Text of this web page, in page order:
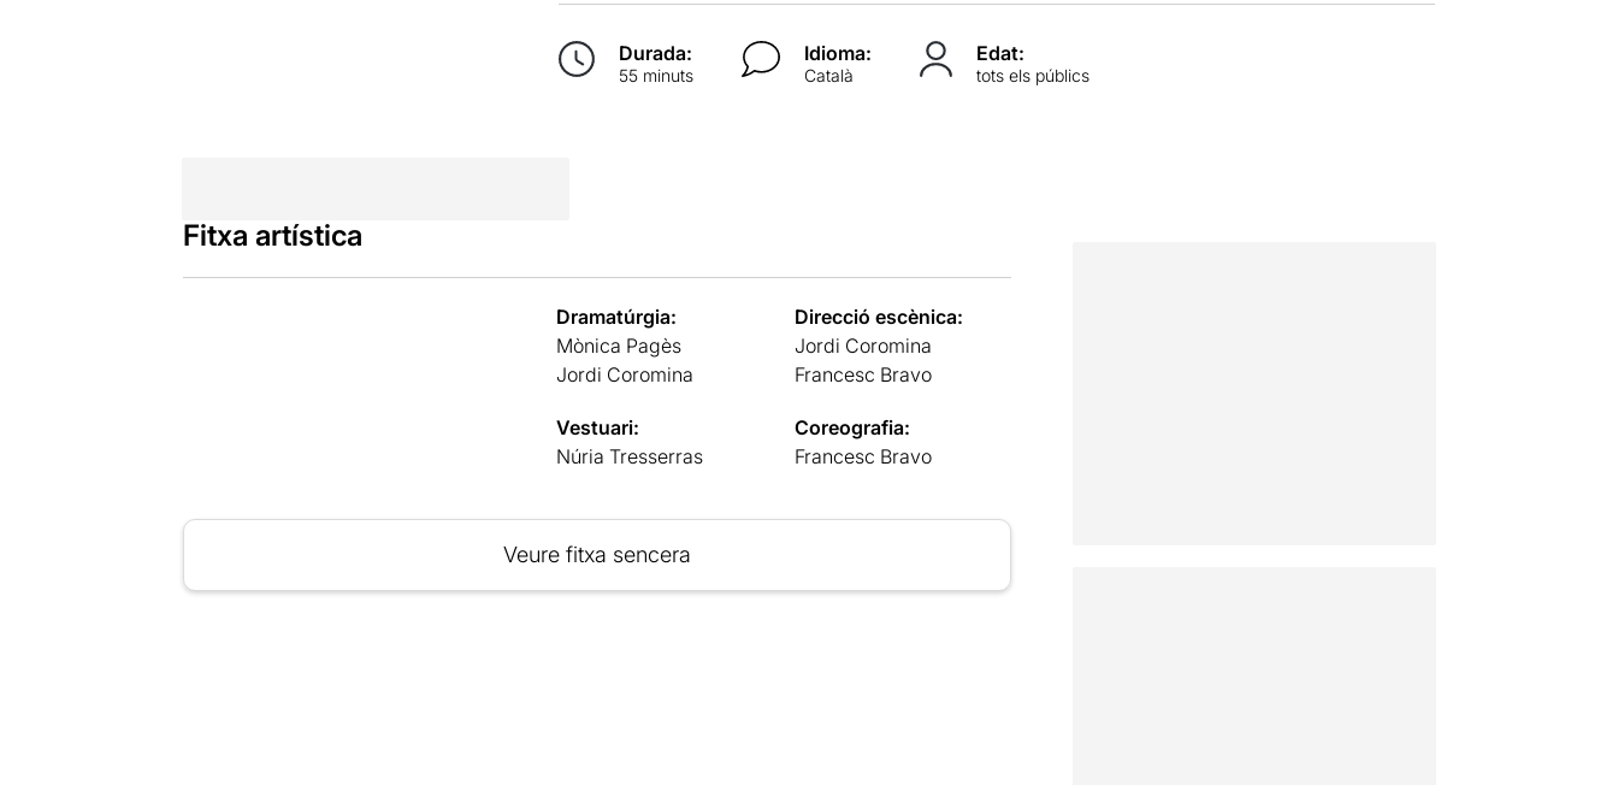
Durada:
55 minuts
Idioma:
Català
Edat:
tots els públics
Fitxa artística
Dramatúrgia:
Mònica Pagès
Jordi Coromina
Direcció escènica:
Jordi Coromina
Francesc Bravo
Vestuari:
Núria Tresserras
Coreografia:
Francesc Bravo
Veure fitxa sencera